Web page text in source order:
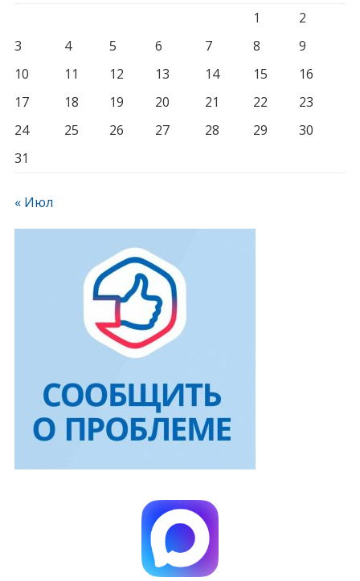
1
2
3
4 5 6 7 8
9
10
11 12 13 14 15
16
17
18 19 20 21 22
23
24
25 26 27 28 29
30
31
« Июл